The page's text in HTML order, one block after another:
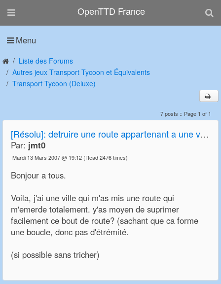
OpenTTD France
Menu
Liste des Forums
Autres jeux Transport Tycoon et Équivalents
Transport Tycoon (Deluxe)
7 posts :: Page 1 of 1
[Résolu]: detruire une route appartenant a une ville
Par: jmt0
Mardi 13 Mars 2007 @ 19:12 (Read 2476 times)
Bonjour a tous.
Voila, j'ai une ville qui m'as mis une route qui
m'emerde totalement. y'as moyen de suprimer
facilement ce bout de route? (sachant que ca forme
une boucle, donc pas d'étrémité.
(si possible sans tricher)